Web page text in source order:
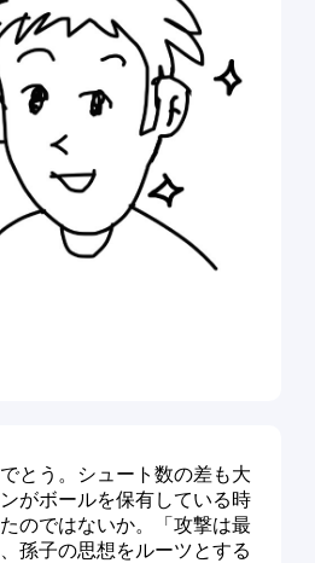
とう。シュート数の差も大
がボールを保有している時
のではないか。「攻撃は最
孫子の思想をルーツとする